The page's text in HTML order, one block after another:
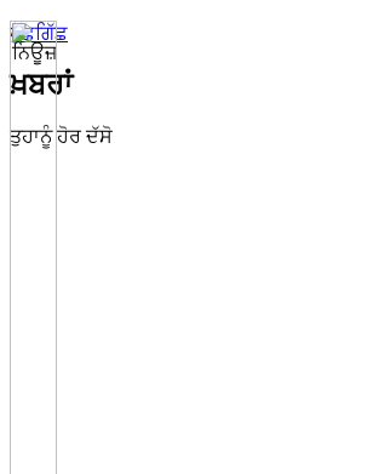
ਪੁੱਛਗਿੱਛ
ਖ਼ਬਰਾਂ
ਤੁਹਾਨੂੰ ਹੋਰ ਦੱਸੋ